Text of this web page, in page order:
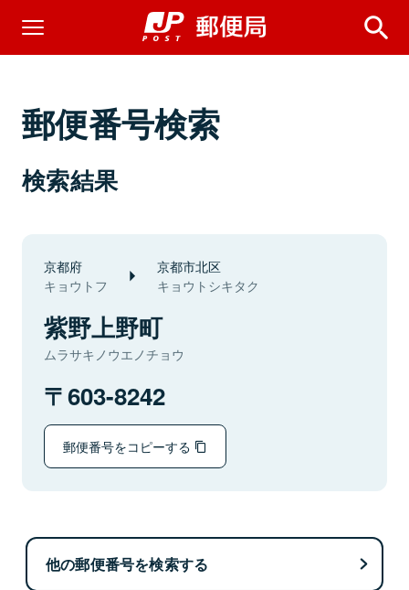
郵便番号検索
検索結果
京都府
キョウトフ
京都市北区
キョウトシキタク
紫野上野町
ムラサキノウエノチョウ
603-8242
郵便番号をコピーする
他の郵便番号を検索する